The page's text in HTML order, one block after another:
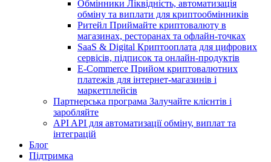
Обмінники Ліквідність, автоматизація
обміну та виплати для криптообмінників
Ритейл Приймайте криптовалюту в
магазинах, ресторанах та офлайн-точках
SaaS & Digital Криптооплата для цифрових
сервісів, підписок та онлайн-продуктів
E-Commerce Прийом криптовалютних
платежів для інтернет-магазинів і
маркетплейсів
Партнерська програма Залучайте клієнтів і
заробляйте
API API для автоматизації обміну, виплат та
інтеграцій
Блог
Підтримка